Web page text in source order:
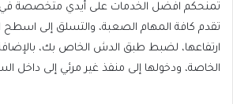
تمنحكم افضل الخدمات على أيدي متخصصة في
تقدم كافة المهام الصعبة، والتسلق إلى اسطح
ارتفاعها، لضبط طبق الدش الخاص بك،
الخاصة، ودخولها إلى منفذ غير مرئي إلى داخل